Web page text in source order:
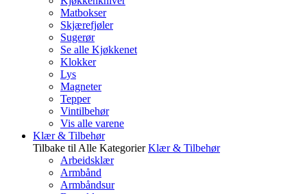
Matbokser
Skjærefjøler
Sugerør
Se alle Kjøkkenet
Klokker
Lys
Magneter
Tepper
Vintilbehør
Vis alle varene
Klær & Tilbehør
Tilbake til Alle Kategorier Klær & Tilbehør
Arbeidsklær
Armbånd
Armbåndsur